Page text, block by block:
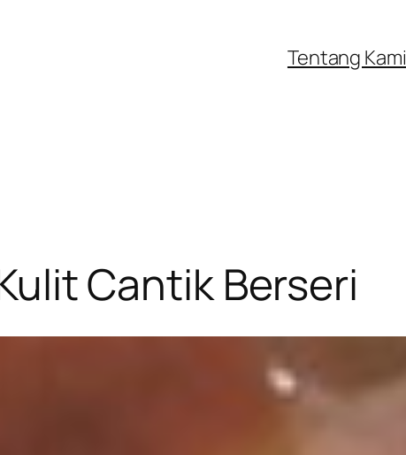
Tentang Kami
Cantik Berseri